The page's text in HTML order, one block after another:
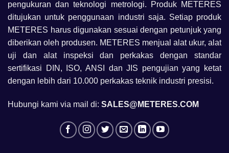
pengukuran dan teknologi metrologi. Produk METERES
ditujukan untuk penggunaan industri saja. Setiap produk
METERES harus digunakan sesuai dengan petunjuk yang
diberikan oleh produsen. METERES menjual alat ukur, alat
uji dan alat inspeksi dan perkakas dengan standar
sertifikasi DIN, ISO, ANSI dan JIS pengujian yang ketat
dengan lebih dari 10.000 perkakas teknik industri presisi.
Hubungi kami via mail di: SALES@METERES.COM